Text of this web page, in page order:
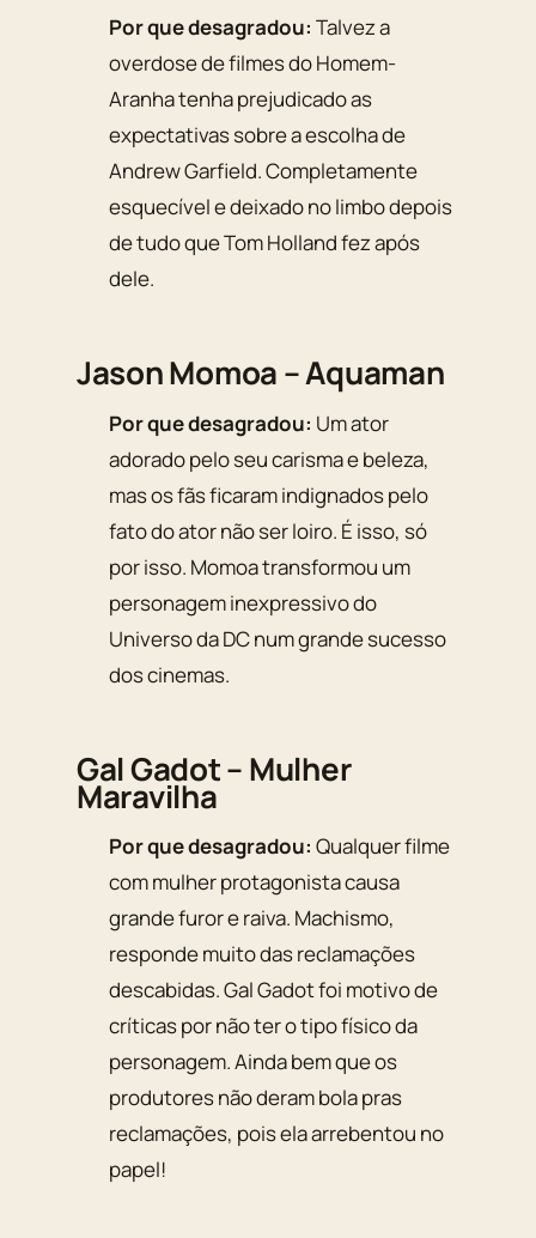
Por que desagradou: Talvez a
overdose de filmes do Homem-
Aranha tenha prejudicado as
expectativas sobre a escolha de
Andrew Garfield. Completamente
esquecível e deixado no limbo depois
de tudo que Tom Holland fez após
dele.
Jason Momoa – Aquaman
Por que desagradou: Um ator
adorado pelo seu carisma e beleza,
mas os fãs ficaram indignados pelo
fato do ator não ser loiro. É isso, só
por isso. Momoa transformou um
personagem inexpressivo do
Universo da DC num grande sucesso
dos cinemas.
Gal Gadot – Mulher
Maravilha
Por que desagradou: Qualquer filme
com mulher protagonista causa
grande furor e raiva. Machismo,
responde muito das reclamações
descabidas. Gal Gadot foi motivo de
críticas por não ter o tipo físico da
personagem. Ainda bem que os
produtores não deram bola pras
reclamações, pois ela arrebentou no
papel!